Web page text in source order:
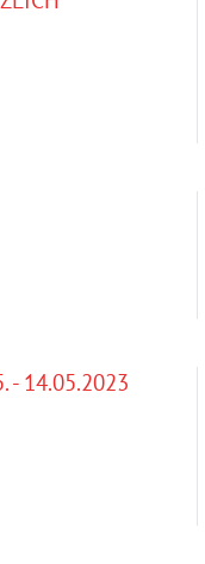
- 14.05.2023